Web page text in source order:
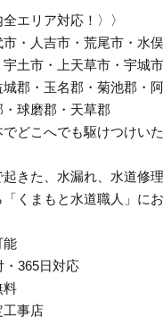
全エリア対応！〉〉
・人吉市・荒尾市・水
土市・上天草市・宇城
郡・玉名郡・菊池郡・
球磨郡・天草郡
でどこへでも駆けつけい
きた、水漏れ、水道修
「くまもと水道職人」に
能
365日対応
料
事店